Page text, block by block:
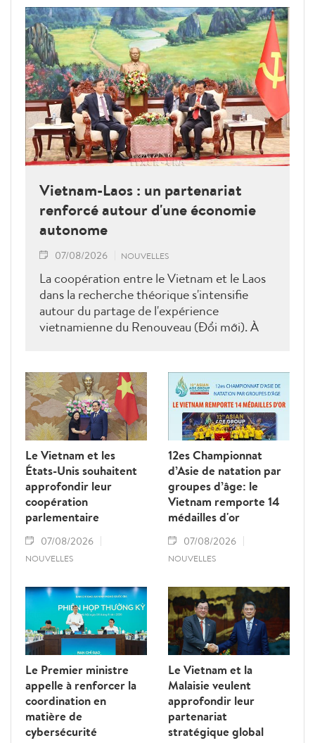
Vietnam-Laos : un partenariat
renforcé autour d'une économie
autonome
07/08/2026 NOUVELLES
La coopération entre le Vietnam et le Laos
dans la recherche théorique s'intensifie
autour du partage de l'expérience
vietnamienne du Renouveau (Đổi mới). À
enseignements du Vietnam en matière de
construction d'une économie indépendante
et autonome, tout en définissant de
nouvelles orientations pour approfondir
leur partenariat.
Le Vietnam et les
États-Unis souhaitent
approfondir leur
coopération
parlementaire
07/08/2026
NOUVELLES
12es Championnat
d’Asie de natation par
groupes d’âge: le
Vietnam remporte 14
médailles d'or
07/08/2026
NOUVELLES
Le Premier ministre
appelle à renforcer la
coordination en
matière de
cybersécurité
Le Vietnam et la
Malaisie veulent
approfondir leur
partenariat
stratégique global